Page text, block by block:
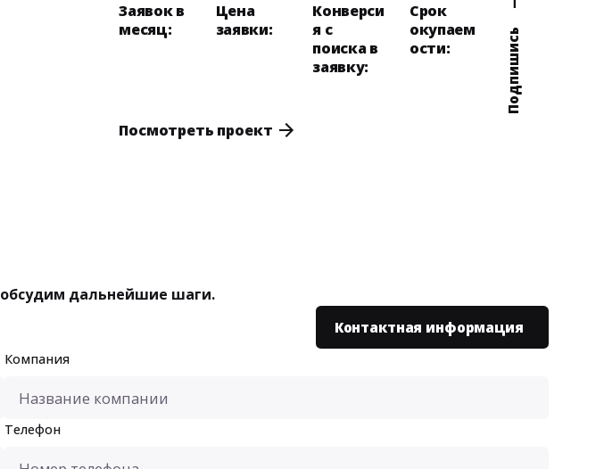
Подпишись
Заявок в
месяц:
Цена
заявки:
Конверси
я с
поиска в
заявку:
Срок
окупаем
ости:
Посмотреть проект
обсудим дальнейшие шаги.
Контактная информация
Компания
Телефон